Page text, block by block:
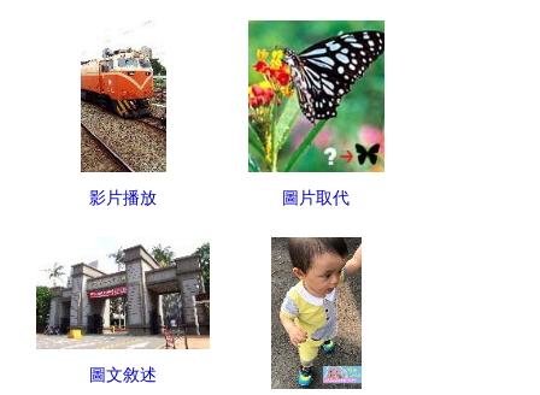
影片播放 圖片取代
圖文敘述